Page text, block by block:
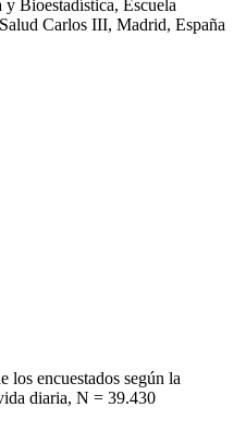
Bioestadística, Escuela
Carlos III, Madrid, España
los encuestados según la
diaria, N = 39.430